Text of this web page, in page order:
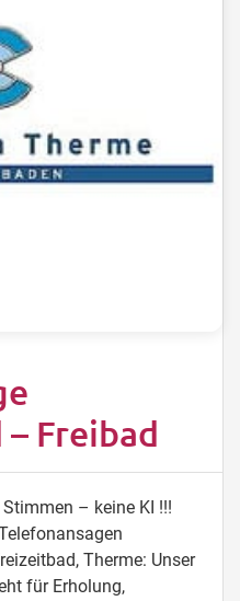
Freibad
– keine KI !!!
Therme: Unser
für Erholung,